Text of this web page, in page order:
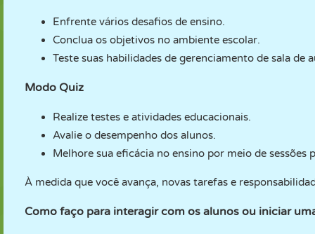
Enfrente vários desafios de ensino.
Conclua os objetivos no ambiente escolar.
Teste suas habilidades de gerenciamento de sala de
Modo Quiz
Realize testes e atividades educacionais.
Avalie o desempenho dos alunos.
Melhore sua eficácia no ensino por meio de sessões
À medida que você avança, novas tarefas e
Como faço para interagir com os alunos ou iniciar